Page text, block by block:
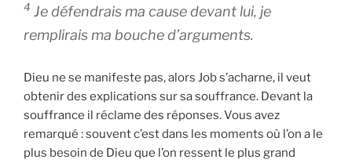
4 Je défendrais ma cause devant lui, je
remplirais ma bouche d’arguments.
Dieu ne se manifeste pas, alors Job s’acharne, il veut
obtenir des explications sur sa souffrance. Devant la
souffrance il réclame des réponses. Vous avez
remarqué : souvent c’est dans les moments où l’on a le
plus besoin de Dieu que l’on ressent le plus grand